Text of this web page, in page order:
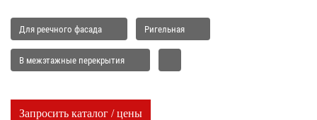
Для реечного фасада Ригельная
В межэтажные перекрытия
Запросить каталог / цены